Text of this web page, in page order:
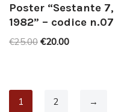
Poster “Sestante 7,
1982” – codice n.07
€25.00 €20.00
1 2 →